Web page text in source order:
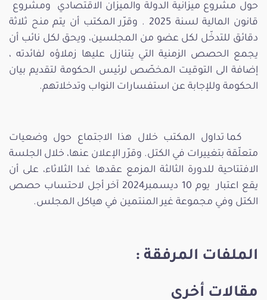
حول مشروع ميزانية الدولة والميزان الاقتصادي ومشروع
قانون المالية لسنة 2025 . وقرّر المكتب أن يتم منح ثلاثة
دقائق للتدخّل لكل عضو من المجلسين، ويحق لكل نائب أن
يجمع الحصص الزمنية التي يتنازل عليها زملاؤه لفائدته ،
إضافة الى التوقيت المخصّص لرئيس الحكومة لتقديم بيان
الحكومة وللإجابة عن استفسارات النواب وتدخلاتهم.
كما تداول المكتب خلال هذا الاجتماع حول وضعيات
متعلّقة بتغييرات في الكتل. وقرّر الإعلان عنها، خلال الجلسة
الافتتاحية للدورة الثالثة المزمع عقدها غدا الثلاثاء، على أن
يقع اعتبار يوم 10 ديسمبر2024 آخر أجل لاحتساب حصص
الكتل وفي مجموعة غير المنتمين في هياكل المجلس.
الملفات المرفقة :
مقالات أخرى